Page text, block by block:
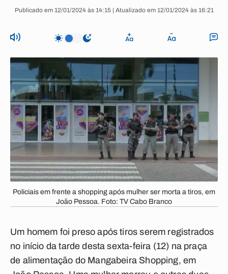
Publicado em 12/01/2024 às 14:15 | Atualizado em 12/01/2024 às 16:21
Policiais em frente a shopping após mulher ser morta a tiros, em
João Pessoa. Foto: TV Cabo Branco
Um homem foi preso após tiros serem registrados
no início da tarde desta sexta-feira (12) na praça
de alimentação do Mangabeira Shopping, em